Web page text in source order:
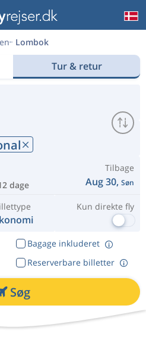
Lombok
Tur & retur
dage
Tilbage
Aug 30, Søn
Kun direkte fly
Bagage inkluderet
Reserverbare billetter
Søg